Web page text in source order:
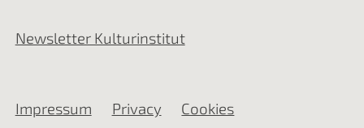
Newsletter Kulturinstitut
Impressum Privacy Cookies